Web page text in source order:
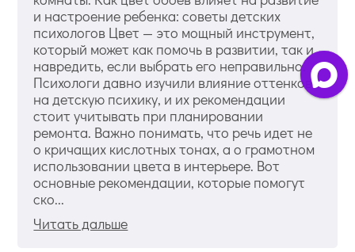
и настроение ребенка: советы детских
психологов Цвет — это мощный инструмент,
который может как помочь в развитии, так и
навредить, если выбрать его неправильно.
Психологи давно изучили влияние оттенков
на детскую психику, и их рекомендации
стоит учитывать при планировании
ремонта. Важно понимать, что речь идет не
о кричащих кислотных тонах, а о грамотном
использовании цвета в интерьере. Вот
основные рекомендации, которые помогут
ско...
Читать дальше